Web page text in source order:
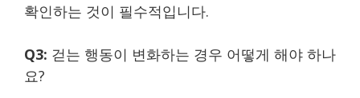
확인하는 것이 필수적입니다.
Q3: 걷는 행동이 변화하는 경우 어떻게 해야 하나
요?